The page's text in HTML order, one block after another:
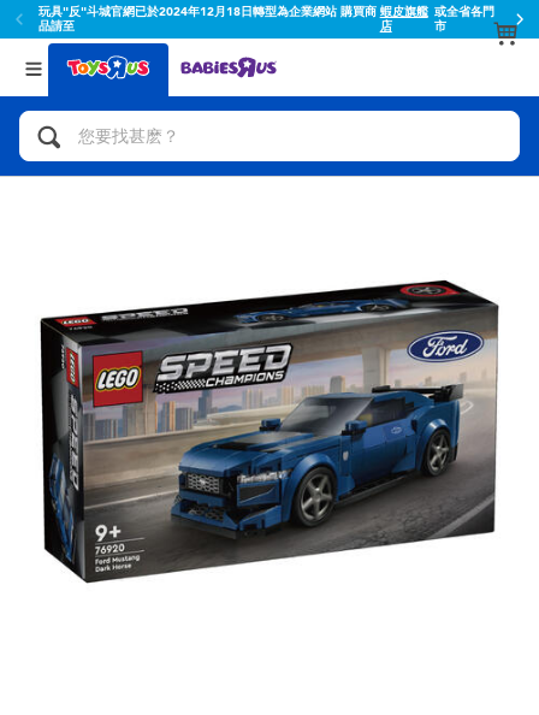
玩具"反"斗城官網已於2024年12月18日轉型為企業網站 購買商
品請至
蝦皮旗艦
店
或全省各門
市
返回
分類目錄
人氣英雄,角色扮演,射擊玩具
玩具車,貨車,火車及遙控系列
手工藝,文具,蠟筆,泥膠,畫板
娃娃, 芭比,收藏公仔
電子玩具
返回
品牌
Toy Story玩具總動員
Fuggler
Miniso名創優品
playpop
LEGO樂高